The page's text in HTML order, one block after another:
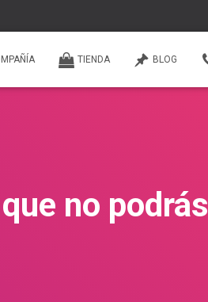
TIENDA BLOG
no podrás